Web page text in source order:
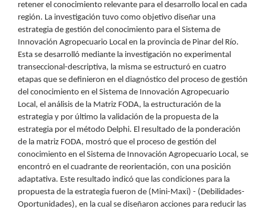
retener el conocimiento relevante para el desarrollo local en cada
región. La investigación tuvo como objetivo diseñar una
estrategia de gestión del conocimiento para el Sistema de
Innovación Agropecuario Local en la provincia de Pinar del Río.
Esta se desarrolló mediante la investigación no experimental
transeccional-descriptiva, la misma se estructuró en cuatro
etapas que se definieron en el diagnóstico del proceso de gestión
del conocimiento en el Sistema de Innovación Agropecuario
Local, el análisis de la Matriz FODA, la estructuración de la
estrategia y por último la validación de la propuesta de la
estrategia por el método Delphi. El resultado de la ponderación
de la matriz FODA, mostró que el proceso de gestión del
conocimiento en el Sistema de Innovación Agropecuario Local, se
encontró en el cuadrante de reorientación, con una posición
adaptativa. Este resultado indicó que las condiciones para la
propuesta de la estrategia fueron de (Mini-Maxi) - (Debilidades-
Oportunidades), en la cual se diseñaron acciones para reducir las